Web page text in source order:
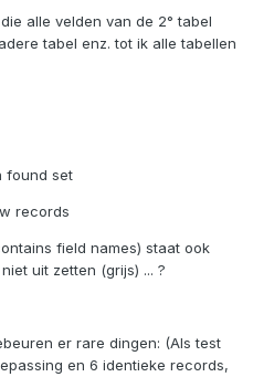
alle velden van de 2° tabel
tabel enz. tot ik alle tabellen
found set
records
field names) staat ook
uit zetten (grijs) ... ?
er rare dingen: (Als test
en 6 identieke records,